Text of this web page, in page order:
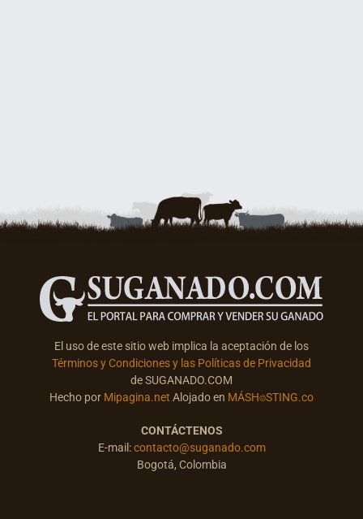
El uso de este sitio web implica la aceptación de los
Términos y Condiciones y las Políticas de Privacidad
de SUGANADO.COM
Hecho por Mipagina.net Alojado en MÁSH⌾STING.co
CONTÁCTENOS
E-mail:contacto@suganado.com
Bogotá, Colombia